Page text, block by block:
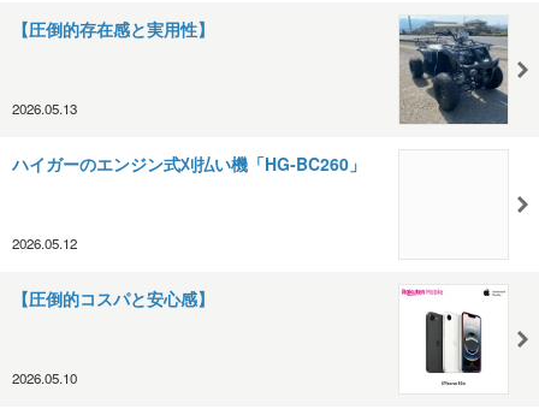
【圧倒的存在感と実用性】
2026.05.13
ハイガーのエンジン式刈払い機「HG‑BC260」
2026.05.12
【圧倒的コスパと安心感】
2026.05.10